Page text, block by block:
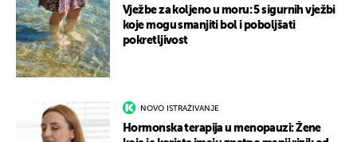
Vježbe za koljeno u moru: 5 sigurnih vježbi
koje mogu smanjiti bol i poboljšati
pokretljivost
NOVO ISTRAŽIVANJE
Hormonska terapija u menopauzi: Žene